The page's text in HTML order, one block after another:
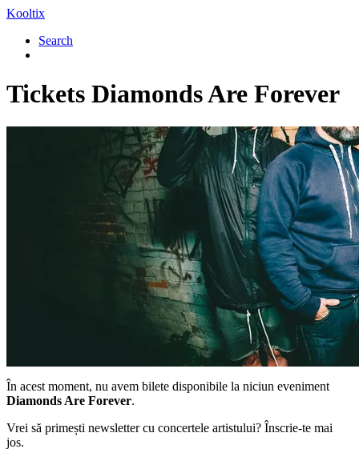
Kooltix
Search
Tickets Diamonds Are Forever
În acest moment, nu avem bilete disponibile la niciun eveniment
Diamonds Are Forever.
Vrei să primești newsletter cu concertele artistului? Înscrie-te mai
jos.